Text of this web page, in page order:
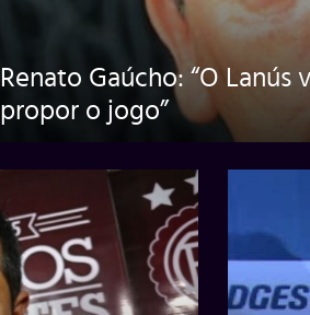
Renato Gaúcho: “O Lanús
propor o jogo”